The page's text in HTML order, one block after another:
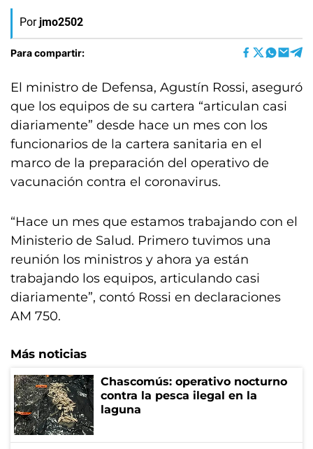
Por jmo2502
Para compartir:
El ministro de Defensa, Agustín Rossi, aseguró
que los equipos de su cartera “articulan casi
diariamente” desde hace un mes con los
funcionarios de la cartera sanitaria en el
marco de la preparación del operativo de
vacunación contra el coronavirus.
“Hace un mes que estamos trabajando con el
Ministerio de Salud. Primero tuvimos una
reunión los ministros y ahora ya están
trabajando los equipos, articulando casi
diariamente”, contó Rossi en declaraciones
AM 750.
Más noticias
Chascomús: operativo nocturno
contra la pesca ilegal en la
laguna